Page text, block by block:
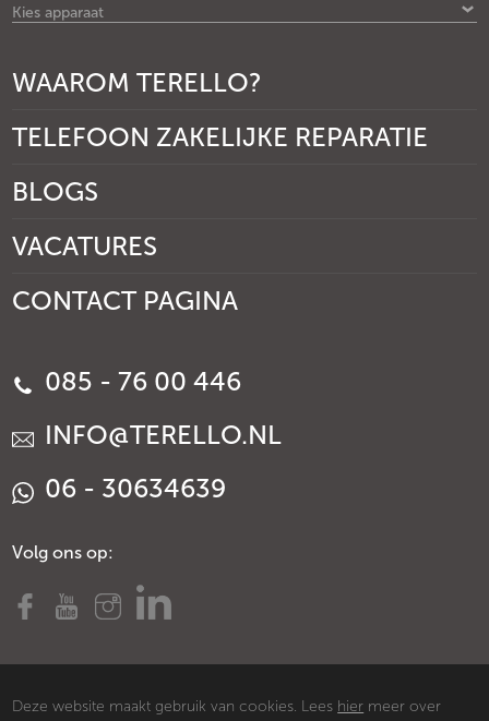
Kies apparaat
WAAROM TERELLO?
TELEFOON ZAKELIJKE REPARATIE
BLOGS
VACATURES
CONTACT PAGINA
085 - 76 00 446
INFO@TERELLO.NL
06 - 30634639
Volg ons op:
Deze website maakt gebruik van cookies. Lees hier meer over